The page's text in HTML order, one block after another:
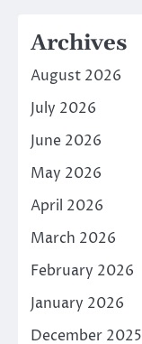
Archives
August 2026
July 2026
June 2026
May 2026
April 2026
March 2026
February 2026
January 2026
December 2025